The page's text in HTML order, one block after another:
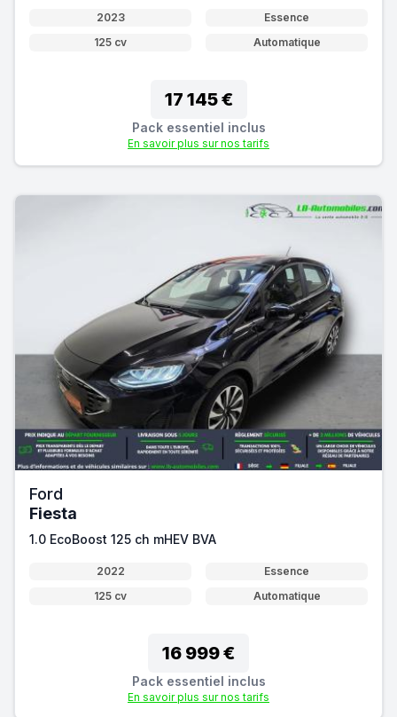
2023
Essence
125 cv
Automatique
17 145 €
Pack essentiel inclus
En savoir plus sur nos tarifs
Ford
Fiesta
1.0 EcoBoost 125 ch mHEV BVA
2022
Essence
125 cv
Automatique
16 999 €
Pack essentiel inclus
En savoir plus sur nos tarifs